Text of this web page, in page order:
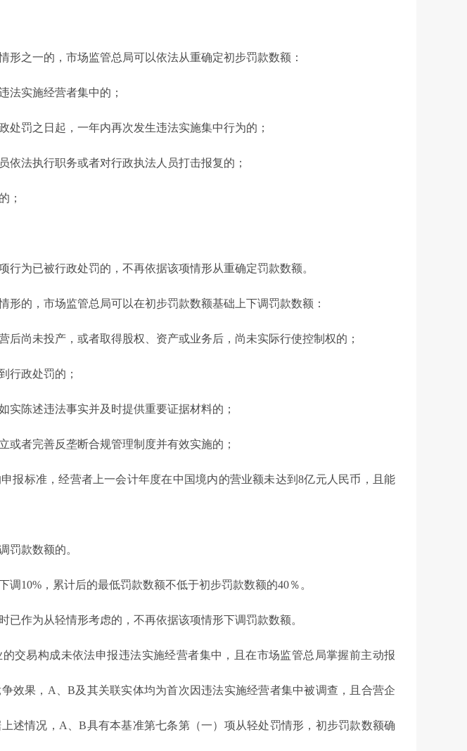
一的，市场监管总局可以依法从重确定初步罚款数额：
实施经营者集中的；
罚之日起，一年内再次发生违法实施集中行为的；
法执行职务或者对行政执法人员打击报复的；
；
为已被行政处罚的，不再依据该项情形从重确定罚款数额。
，市场监管总局可以在初步罚款数额基础上下调罚款数额：
尚未投产，或者取得股权、资产或业务后，尚未实际行使控制权的；
政处罚的；
陈述违法事实并及时提供重要证据材料的；
者完善反垄断合规管理制度并有效实施的；
标准，经营者上一会计年度在中国境内的营业额未达到8亿元人民币，且能
款数额的。
10%，累计后的最低罚款数额不低于初步罚款数额的40％。
作为从轻情形考虑的，不再依据该项情形下调罚款数额。
易构成未依法申报违法实施经营者集中，且在市场监管总局掌握前主动报
效果，A、B及其关联实体均为首次因违法实施经营者集中被调查，且合营企
述情况，A、B具有本基准第七条第（一）项从轻处罚情形，初步罚款数额确